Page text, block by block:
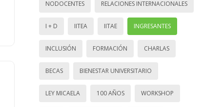
NODOCENTES RELACIONES INTERNACIONALES
I + D IITEA IITAE INGRESANTES
INCLUSIÓN FORMACIÓN CHARLAS
BECAS BIENESTAR UNIVERSITARIO
LEY MICAELA 100 AÑOS WORKSHOP